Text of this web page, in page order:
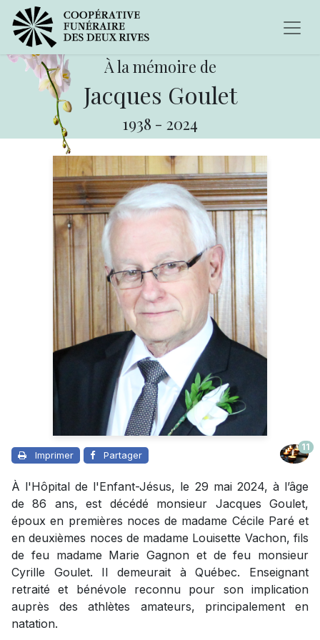
À la mémoire de
Jacques Goulet
1938 - 2024
Imprimer Partager
11
À l'Hôpital de l'Enfant-Jésus, le 29 mai 2024, à l’âge
de 86 ans, est décédé monsieur Jacques Goulet,
époux en premières noces de madame Cécile Paré et
en deuxièmes noces de madame Louisette Vachon, fils
de feu madame Marie Gagnon et de feu monsieur
Cyrille Goulet. Il demeurait à Québec. Enseignant
retraité et bénévole reconnu pour son implication
auprès des athlètes amateurs, principalement en
natation.